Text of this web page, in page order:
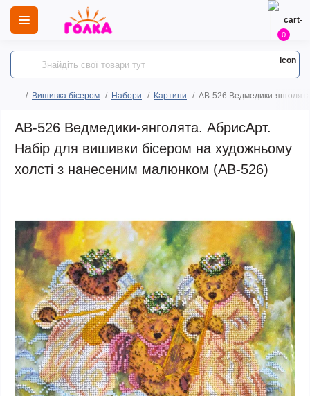
0
Вишивка бісером Набори Картини AB-526 Ведмедики-
AB-526 Ведмедики-янголята. АбрисАрт.
Набір для вишивки бісером на художньому
холсті з нанесеним малюнком (АВ-526)